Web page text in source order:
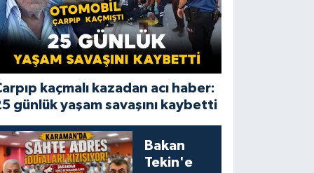
kaçmalı kazadan acı haber:
günlük yaşam savaşını kaybetti
Bakan
Tekin'e